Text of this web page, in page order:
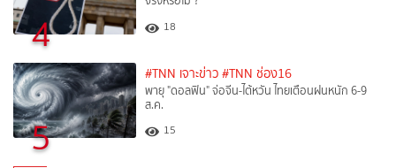
4 18
5
#TNN เจาะข่าว #TNN ช่อง16
พายุ "ดอลฟิน" จ่อจีน-ไต้หวัน ไทยเตือนฝนหนัก 6-9
ส.ค.
15